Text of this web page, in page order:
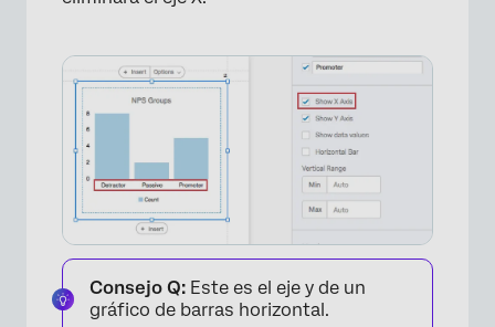
×
Consejo Q: Este es el eje y de un
gráfico de barras horizontal.